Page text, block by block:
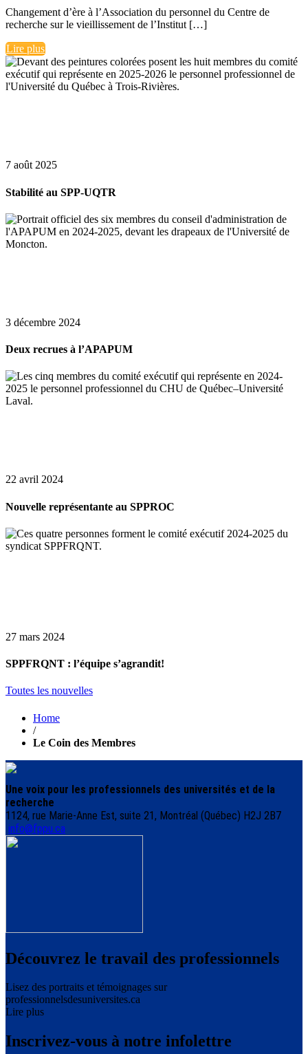
Changement d’ère à l’Association du personnel du Centre de
recherche sur le vieillissement de l’Institut […]
Lire plus
7 août 2025
Stabilité au SPP-UQTR
3 décembre 2024
Deux recrues à l’APAPUM
22 avril 2024
Nouvelle représentante au SPPROC
27 mars 2024
SPPFRQNT : l’équipe s’agrandit!
Toutes les nouvelles
Home
/
Le Coin des Membres
Une voix pour les professionnels des universités et de la
recherche
1124, rue Marie-Anne Est, suite 21, Montréal (Québec) H2J 2B7
info@fppu.ca
Découvrez le travail des professionnels
Lisez des portraits et témoignages sur
professionnelsdesuniversites.ca
Lire plus
Inscrivez-vous à notre infolettre